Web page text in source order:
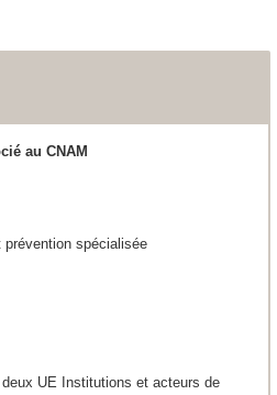
au CNAM
spécialisée
UE Institutions et acteurs de